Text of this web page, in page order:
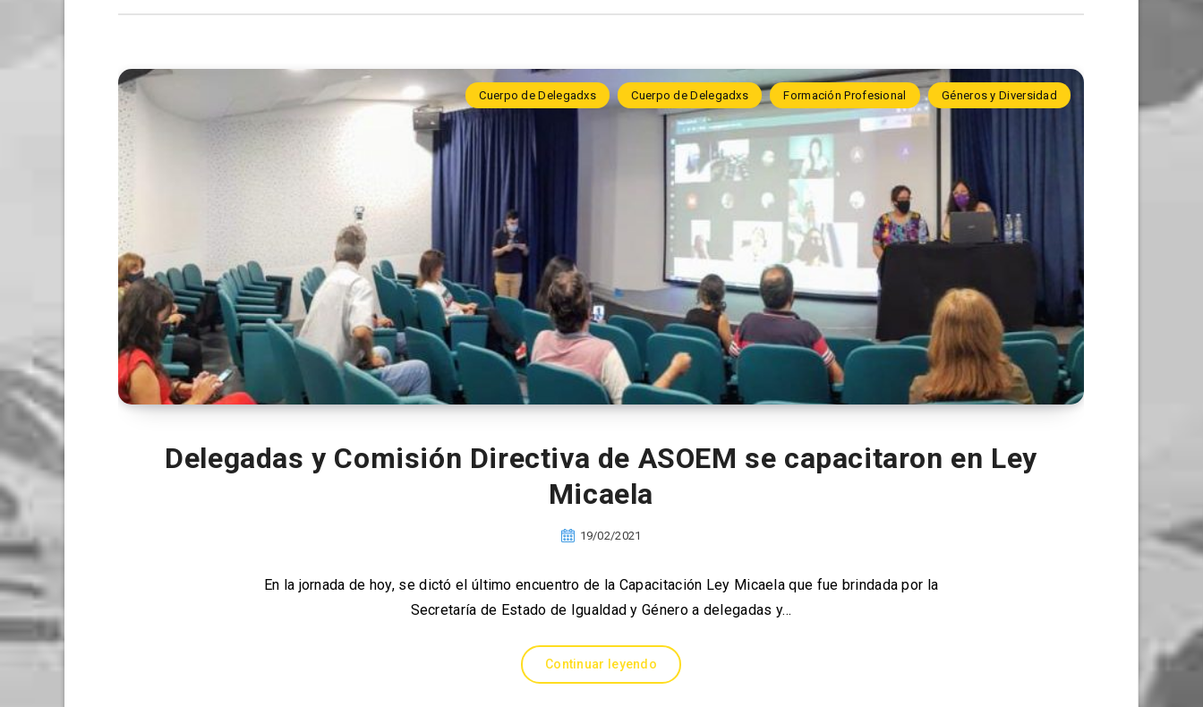
Cuerpo de Delegadxs Cuerpo de Delegadxs Formación Profesional Géneros y Diversidad
Delegadas y Comisión Directiva de ASOEM se capacitaron en Ley
Micaela
19/02/2021
En la jornada de hoy, se dictó el último encuentro de la Capacitación Ley Micaela que fue brindada por la
Secretaría de Estado de Igualdad y Género a delegadas y…
Continuar leyendo